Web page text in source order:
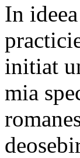
In
initiat
mia